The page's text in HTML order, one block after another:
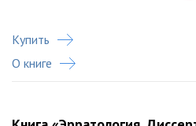
Купить
О книге